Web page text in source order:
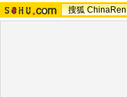
搜狐 ChinaRen